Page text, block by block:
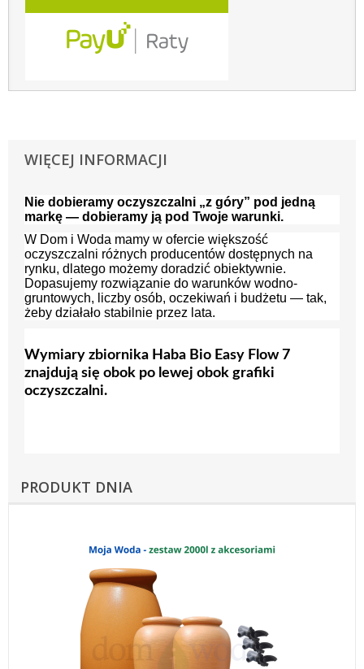
WIĘCEJ INFORMACJI
Nie dobieramy oczyszczalni „z góry” pod jedną
markę — dobieramy ją pod Twoje warunki.
W Dom i Woda mamy w ofercie większość
oczyszczalni różnych producentów dostępnych na
rynku, dlatego możemy doradzić obiektywnie.
Dopasujemy rozwiązanie do warunków wodno-
gruntowych, liczby osób, oczekiwań i budżetu — tak,
żeby działało stabilnie przez lata.
Wymiary zbiornika Haba Bio Easy Flow 7
znajdują się obok po lewej obok grafiki
oczyszczalni.
PRODUKT DNIA